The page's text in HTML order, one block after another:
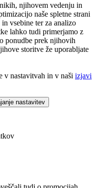
njihovem vedenju in
naše spletne strani
vsebine ter za analizo
lahko tudi primerjamo z
ponudbe prek njihovih
storitve že uporabljate
v nastavitvah in v naši izjavi
nastavitev